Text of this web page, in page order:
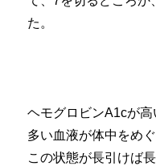
た。
ヘモグロビンA1cが
多い血液が体中をめ
この状態が長引けば